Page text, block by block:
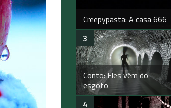
Creepypasta: A casa 666
Conto: Eles vêm do
esgoto